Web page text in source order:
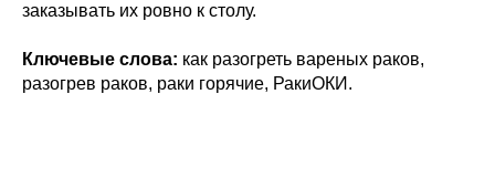
заказывать их ровно к столу.
Ключевые слова: как разогреть вареных раков,
разогрев раков, раки горячие, РакиОКИ.